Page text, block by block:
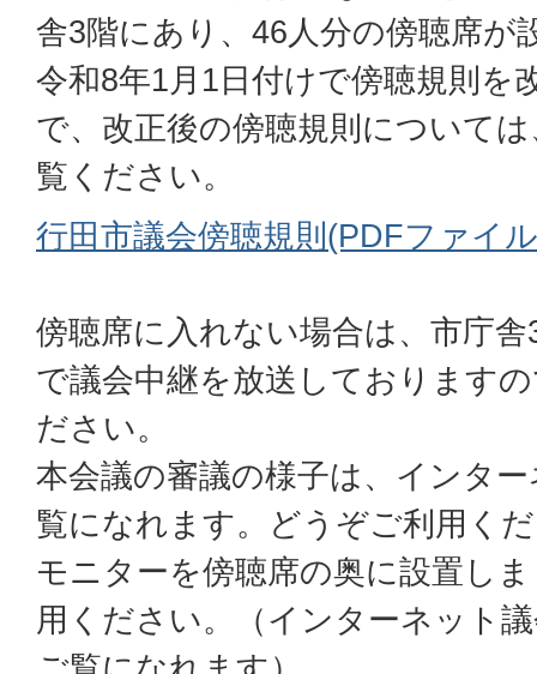
舎3階にあり、46人分の傍聴席が
令和8年1月1日付けで傍聴規則を
で、改正後の傍聴規則について
覧ください。
行田市議会傍聴規則(PDFファイ
傍聴席に入れない場合は、市庁
で議会中継を放送しております
ださい。
本会議の審議の様子は、インタ
覧になれます。どうぞご利用く
モニターを傍聴席の奥に設置し
用ください。（インターネット